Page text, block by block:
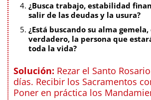
¿Busca trabajo, estabilidad
salir de las deudas y la usura?
¿Está buscando su alma
verdadero, la persona que
toda la vida?
Solución: Rezar el Santo
días. Recibir los Sacramentos
Poner en práctica los